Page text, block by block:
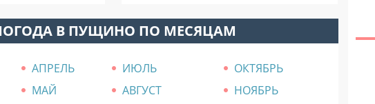
В ПУЩИНО ПО МЕСЯЦАМ
АПРЕЛЬ ИЮЛЬ
ОКТЯБРЬ
МАЙ АВГУСТ
НОЯБРЬ